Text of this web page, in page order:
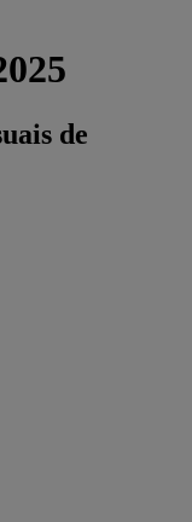
de